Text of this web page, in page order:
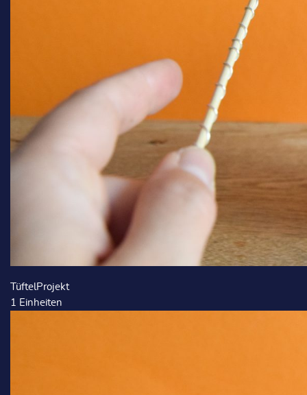
TüftelProjekt
1
Einheiten